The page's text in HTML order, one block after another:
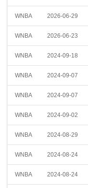
WNBA 2026-06-29
WNBA 2026-06-23
WNBA 2024-09-18
WNBA 2024-09-07
WNBA 2024-09-07
WNBA 2024-09-02
WNBA 2024-08-29
WNBA 2024-08-24
WNBA 2024-08-24